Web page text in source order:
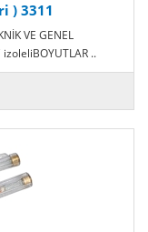
) 3311
VE GENEL
..